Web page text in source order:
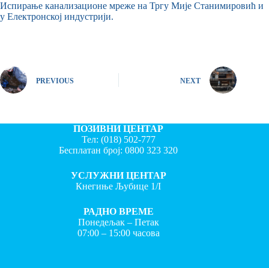
Испирање канализационе мреже на Тргу Мије Станимировић и
у Електронској индустрији.
PREVIOUS NEXT
ПОЗИВНИ ЦЕНТАР
Тел: (018) 502-777
Бесплатан број:0800 323 320
УСЛУЖНИ ЦЕНТАР
Кнегиње Љубице 1/I
РАДНО ВРЕМЕ
Понедељак – Петак
07:00 – 15:00 часова